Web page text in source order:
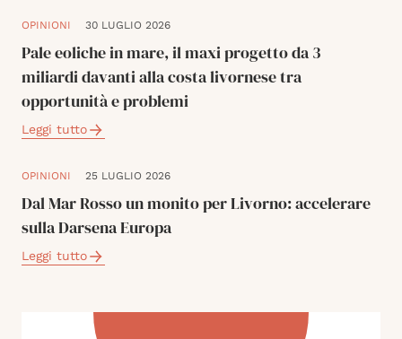
OPINIONI 30 LUGLIO 2026
Pale eoliche in mare, il maxi progetto da 3
miliardi davanti alla costa livornese tra
opportunità e problemi
Leggi tutto
OPINIONI 25 LUGLIO 2026
Dal Mar Rosso un monito per Livorno: accelerare
sulla Darsena Europa
Leggi tutto